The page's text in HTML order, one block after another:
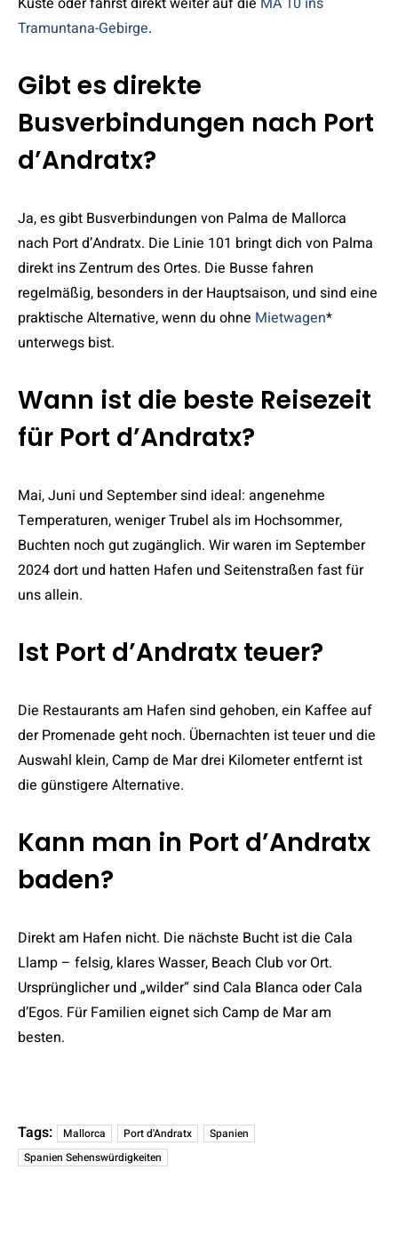
Tramuntana-Gebirge.
Gibt es direkte
Busverbindungen nach Port
d’Andratx?
Ja, es gibt Busverbindungen von Palma de Mallorca
nach Port d’Andratx. Die Linie 101 bringt dich von Palma
direkt ins Zentrum des Ortes. Die Busse fahren
regelmäßig, besonders in der Hauptsaison, und sind eine
praktische Alternative, wenn du ohne Mietwagen*
unterwegs bist.
Wann ist die beste Reisezeit
für Port d’Andratx?
Mai, Juni und September sind ideal: angenehme
Temperaturen, weniger Trubel als im Hochsommer,
Buchten noch gut zugänglich. Wir waren im September
2024 dort und hatten Hafen und Seitenstraßen fast für
uns allein.
Ist Port d’Andratx teuer?
Die Restaurants am Hafen sind gehoben, ein Kaffee auf
der Promenade geht noch. Übernachten ist teuer und die
Auswahl klein, Camp de Mar drei Kilometer entfernt ist
die günstigere Alternative.
Kann man in Port d’Andratx
baden?
Direkt am Hafen nicht. Die nächste Bucht ist die Cala
Llamp – felsig, klares Wasser, Beach Club vor Ort.
Ursprünglicher und „wilder“ sind Cala Blanca oder Cala
d’Egos. Für Familien eignet sich Camp de Mar am
besten.
Tags: Mallorca Port d'Andratx
Spanien
Spanien Sehenswürdigkeiten